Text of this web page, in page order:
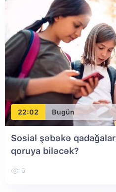
22:02 Bugün
Sosial şəbəkə
qoruya biləcək?
6